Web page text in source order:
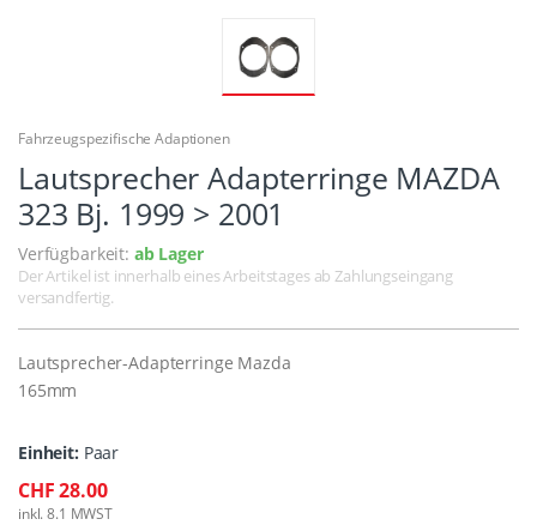
Fahrzeugspezifische Adaptionen
Lautsprecher Adapterringe MAZDA
323 Bj. 1999 > 2001
Verfügbarkeit: ab Lager
Der Artikel ist innerhalb eines Arbeitstages ab Zahlungseingang
versandfertig.
Lautsprecher-Adapterringe Mazda
165mm
Einheit: Paar
CHF 28.00
inkl. 8.1 MWST